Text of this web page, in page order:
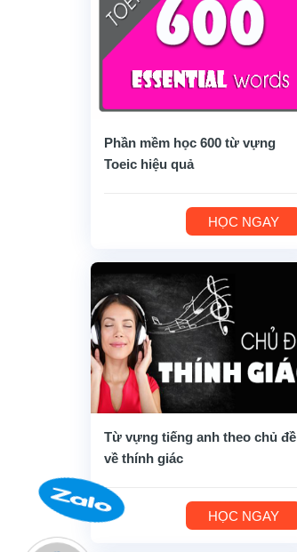
Phần mềm học 600 từ vựng
Toeic hiệu quả
HỌC NGAY
Từ vựng tiếng anh theo chủ đề
về thính giác
HỌC NGAY